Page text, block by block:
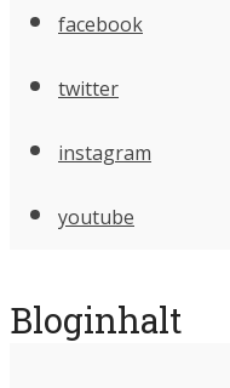
facebook
twitter
instagram
youtube
Bloginhalt